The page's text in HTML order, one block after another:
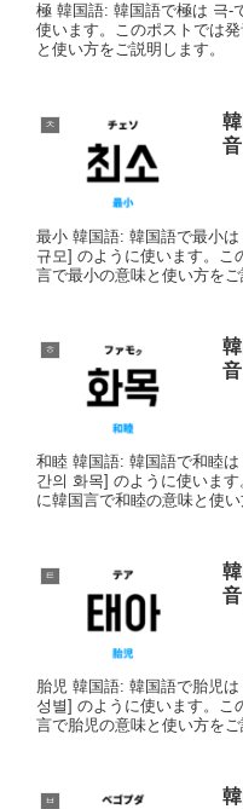
極 韓国語: 韓国語で極は 극-
使います。このポストでは
と使い方をご説明します。
ㅊ
最小 韓国語: 韓国語で最小
규모] のように使います。こ
言で最小の意味と使い方をご
ㅎ
和睦 韓国語: 韓国語で和睦
간의 화목] のように使いま
に韓国言で和睦の意味と使い
ㅌ
胎児 韓国語: 韓国語で胎児
성별] のように使います。こ
言で胎児の意味と使い方をご
ㅂ